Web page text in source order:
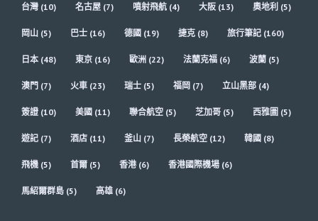
台灣 (10) 名古屋 (7) 噴射飛航 (4) 大阪 (13) 奧地利 (5)
岡山 (5) 巴士 (16) 德國 (19) 捷克 (8) 旅行筆記 (160)
日本 (48) 東京 (16) 歐洲 (22) 法蘭克福 (6) 波蘭 (5)
澳門 (7) 火車 (23) 瑞士 (5) 福岡 (7) 立山黑部 (4)
簽證 (10) 美國 (11) 聯合航空 (5) 芝加哥 (5) 西雅圖 (5)
遊記 (7) 酒店 (11) 釜山 (7) 長榮航空 (12) 韓國 (8)
飛機 (5) 首爾 (5) 香港(6) 香港國際機場 (6)
馬紹爾群島 (5) 高雄 (6)